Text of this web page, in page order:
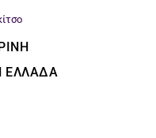
ΕΛΛΆΔΑ